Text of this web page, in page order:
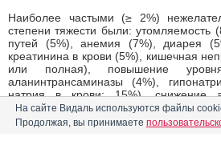
Наиболее частыми (≥ 2%)
степени тяжести были: утомляемость
путей (5%), анемия (7%), диарея
креатинина в крови (5%), кишечная
или полная), повышение
аланинтрансаминазы (4%),
натрия в крови; 15%), снижение
(инфекционное заражение крови),
почечная недостаточность,
давление). У пяти человек
На сайте Видаль используются файлы
Продолжая, вы принимаете